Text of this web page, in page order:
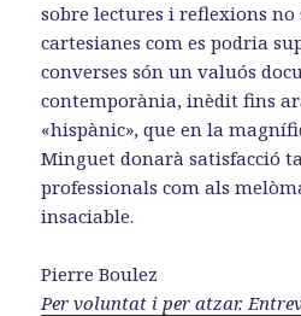
sobre lectures i reflexions no
cartesianes com es podria
converses són un valuós
contemporània, inèdit fins
«hispànic», que en la
Minguet donarà satisfacció
professionals com als
insaciable.
Pierre Boulez
Per voluntat i per atzar.